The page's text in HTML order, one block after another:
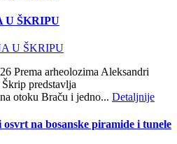
U ŠKRIPU
Prema arheolozima Aleksandri
predstavlja
otoku Braču i jedno... Detaljnije
na bosanske piramide i tunele